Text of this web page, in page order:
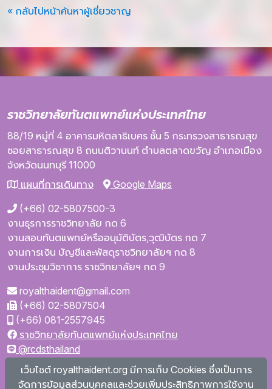
« กลับไปหน้าค้นหาผู้เชี่ยวชาญ
ราชวิทยาลัยทันตแพทย์แห่งประเทศไทย
88/19 หมู่ที่ 4 อาคารมหิตลาธิเบศร ชั้น 5 กระทรวงสาธารณสุข
ซอยสาธารณสุข 8 ถนนติวานนท์ ตำบลตลาดขวัญ อำเภอเมือง
จังหวัดนนทบุรี 11000
แผนที่การเดินทาง
Google Maps
(+66) 02-5807500-3
งานธุรการราชวิทยาลัย กด 6
งานสอบทันตแพทย์หรืออนุมัติบัตร,วุฒิบัตร กด 7
งานการเงิน บัญชีและพัสดุราชวิทยาลัยฯ กด 8
งานประชุมวิชาการ ราชวิทยาลัยฯ กด 9
royalthaident@gmail.com
(+66) 02-5807504
(+66) 081-2557945
ราชวิทยาลัยทันตแพทย์แห่งประเทศไทย
@rcdsthailand
royalthaident
@royalthaident
เว็บไซต์ royalthaident.org มีการเก็บ Cookies ซึ่งเป็นการ
จัดการข้อมูลส่วนบุคคลและช่วยเพิ่มประสิทธิภาพการใช้งาน